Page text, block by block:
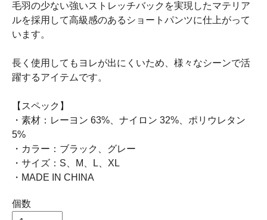
毛羽の少ない強いストレッチバックを実現したマテリア
ルを採用して高級感のあるショートパンツに仕上がって
います。
長く使用してもヨレが出にくいため、様々なシーンで活
躍するアイテムです。
【スペック】
・素材：レーヨン 63%、ナイロン 32%、ポリウレタン
5%
・カラー：ブラック、グレー
・サイズ：S、M、L、XL
・MADE IN CHINA
個数